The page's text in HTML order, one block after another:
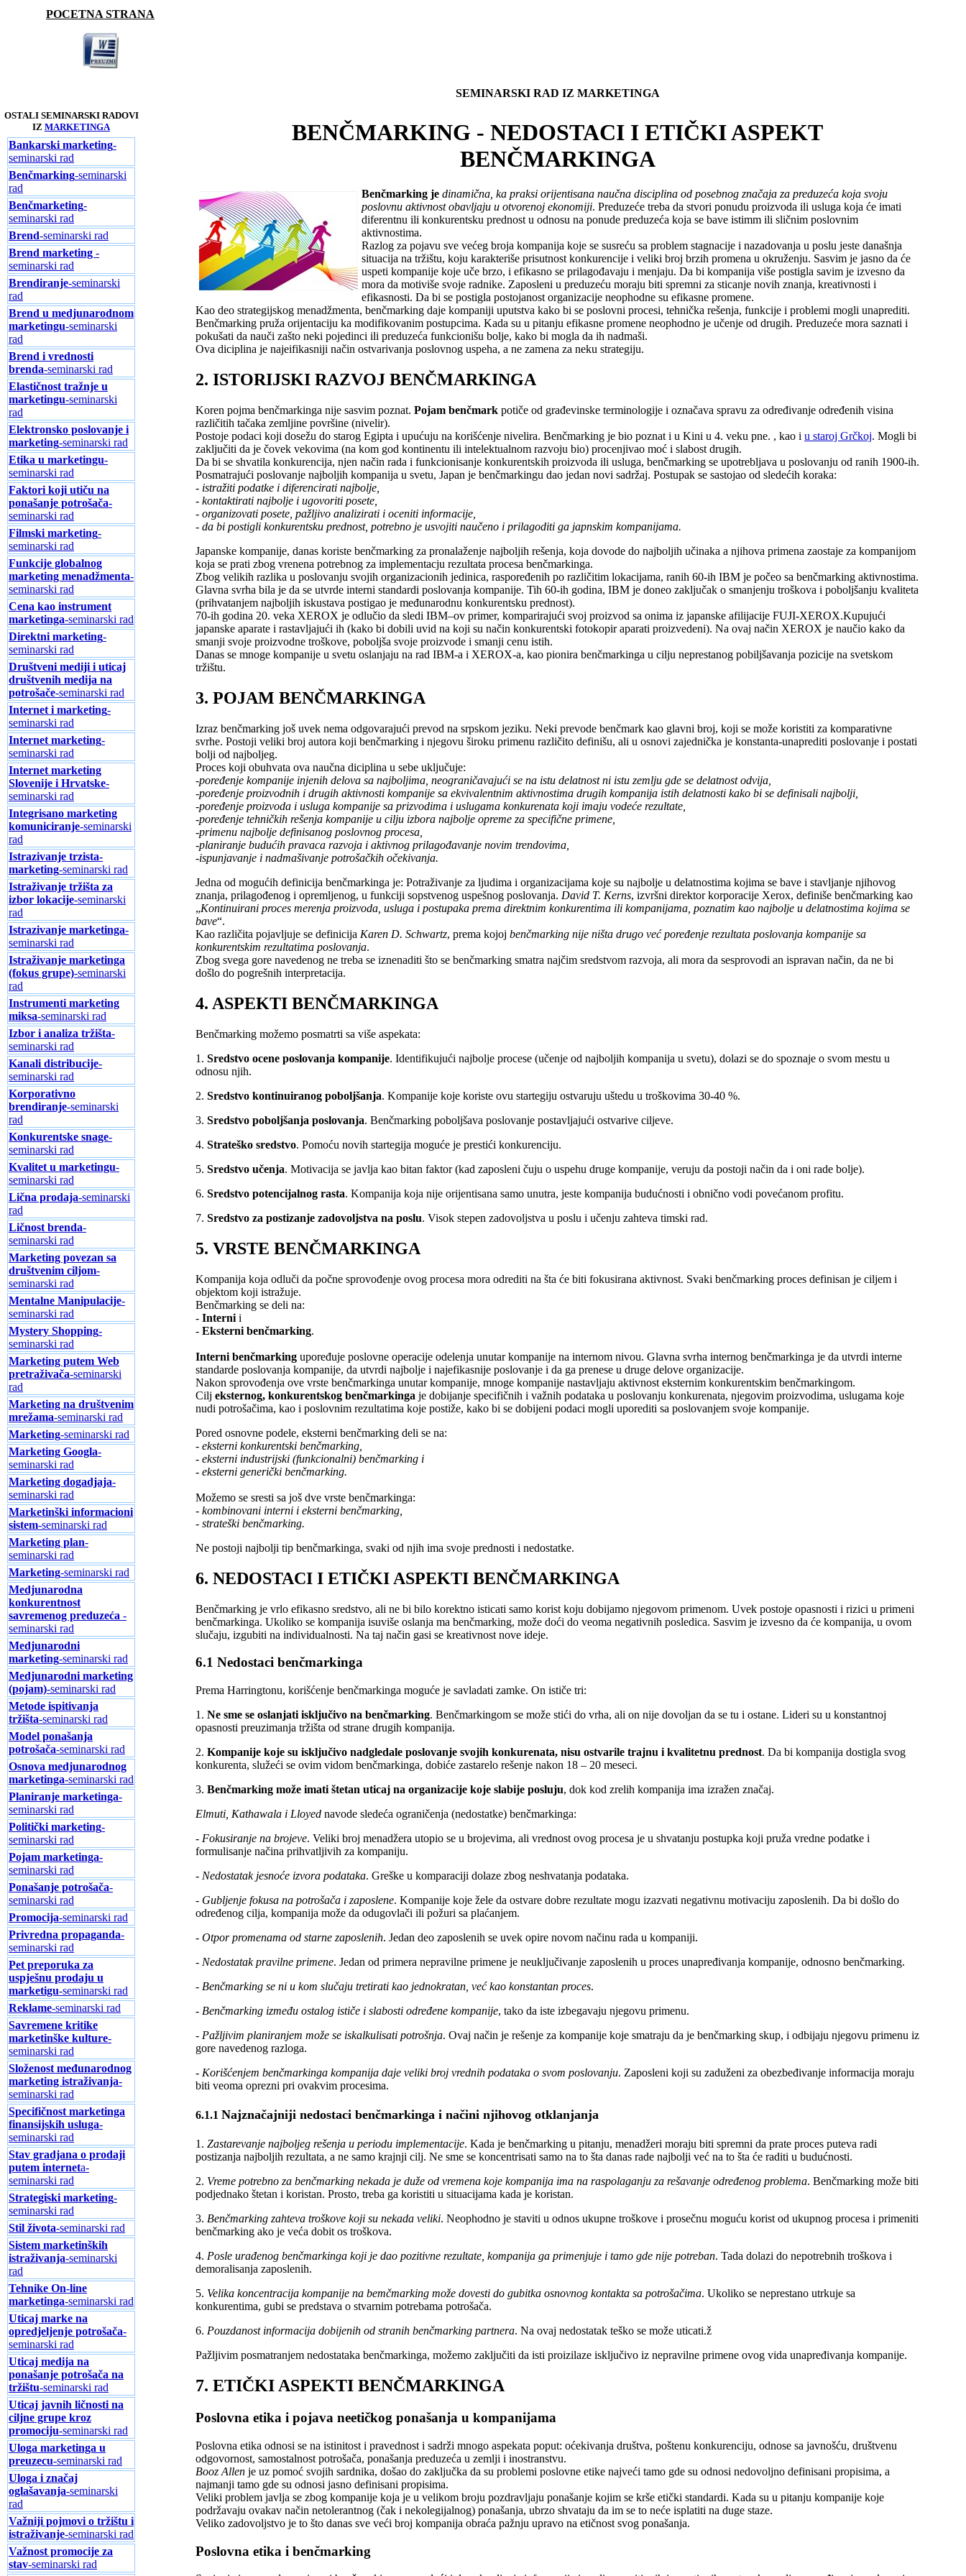
POCETNA STRANA
SEMINARSKI RAD IZ MARKETINGA
OSTALI SEMINARSKI RADOVI
IZ MARKETINGA
Bankarski marketing-
seminarski rad
Benčmarking-seminarski
rad
Benčmarketing-
seminarski rad
Brend-seminarski rad
Brend marketing -
seminarski rad
Brendiranje-seminarski
rad
Brend u medjunarodnom
marketingu-seminarski
rad
Brend i vrednosti
brenda-seminarski rad
Elastičnost tražnje u
marketingu-seminarski
rad
Elektronsko poslovanje i
marketing-seminarski rad
Etika u marketingu-
seminarski rad
Faktori koji utiču na
ponašanje potrošača-
seminarski rad
Filmski marketing-
seminarski rad
Funkcije globalnog
marketing menadžmenta-
seminarski rad
Cena kao instrument
marketinga-seminarski rad
Direktni marketing-
seminarski rad
Društveni mediji i uticaj
društvenih medija na
potrošače-seminarski rad
Internet i marketing-
seminarski rad
Internet marketing-
seminarski rad
Internet marketing
Slovenije i Hrvatske-
seminarski rad
Integrisano marketing
komuniciranje-seminarski
rad
Istrazivanje trzista-
marketing-seminarski rad
Istraživanje tržišta za
izbor lokacije-seminarski
rad
Istrazivanje marketinga-
seminarski rad
Istraživanje marketinga
(fokus grupe)-seminarski
rad
Instrumenti marketing
miksa-seminarski rad
Izbor i analiza tržišta-
seminarski rad
Kanali distribucije-
seminarski rad
Korporativno
brendiranje-seminarski
rad
Konkurentske snage-
seminarski rad
Kvalitet u marketingu-
seminarski rad
Lična prodaja-seminarski
rad
Ličnost brenda-
seminarski rad
Marketing povezan sa
društvenim ciljom-
seminarski rad
Mentalne Manipulacije-
seminarski rad
Mystery Shopping-
seminarski rad
Marketing putem Web
pretraživača-seminarski
rad
Marketing na društvenim
mrežama-seminarski rad
Marketing-seminarski rad
Marketing Googla-
seminarski rad
Marketing dogadjaja-
seminarski rad
Marketinški informacioni
sistem-seminarski rad
Marketing plan-
seminarski rad
Marketing-seminarski rad
Medjunarodna
konkurentnost
savremenog preduzeća -
seminarski rad
Medjunarodni
marketing-seminarski rad
Medjunarodni marketing
(pojam)-seminarski rad
Metode ispitivanja
tržišta-seminarski rad
Model ponašanja
potrošača-seminarski rad
Osnova medjunarodnog
marketinga-seminarski rad
Planiranje marketinga-
seminarski rad
Politički marketing-
seminarski rad
Pojam marketinga-
seminarski rad
Ponašanje potrošača-
seminarski rad
Promocija-seminarski rad
Privredna propaganda-
seminarski rad
Pet preporuka za
uspješnu prodaju u
marketigu-seminarski rad
Reklame-seminarski rad
Savremene kritike
marketinške kulture-
seminarski rad
Složenost međunarodnog
marketing istraživanja-
seminarski rad
Specifičnost marketinga
finansijskih usluga-
seminarski rad
Stav gradjana o prodaji
putem interneta-
seminarski rad
Strategiski marketing-
seminarski rad
Stil života-seminarski rad
Sistem marketinških
istraživanja-seminarski
rad
Tehnike On-line
marketinga-seminarski rad
Uticaj marke na
opredjeljenje potrošača-
seminarski rad
Uticaj medija na
ponašanje potrošača na
tržištu-seminarski rad
Uticaj javnih ličnosti na
ciljne grupe kroz
promociju-seminarski rad
Uloga marketinga u
preuzecu-seminarski rad
Uloga i značaj
oglašavanja-seminarski
rad
Važniji pojmovi o tržištu i
istraživanje-seminarski rad
Važnost promocije za
stav-seminarski rad
BENČMARKING - NEDOSTACI I ETIČKI ASPEKT
BENČMARKINGA
Benčmarking je dinamična, ka praksi orijentisana naučna disciplina od posebnog značaja za preduzeća koja svoju
poslovnu aktivnost obavljaju u otvorenoj ekonomiji. Preduzeće treba da stvori ponudu proizvoda ili usluga koja će imati
diferentnu ili konkurentsku prednost u odnosu na ponude preduzeća koja se bave istimm ili sličnim poslovnim
aktivnostima.
Razlog za pojavu sve većeg broja kompanija koje se susreću sa problem stagnacije i nazadovanja u poslu jeste današnja
situacija na tržištu, koju karakteriše prisutnost konkurencije i veliki broj brzih promena u okruženju. Sasvim je jasno da će
uspeti kompanije koje uče brzo, i efikasno se prilagođavaju i menjaju. Da bi kompanija više postigla savim je izvesno da
mora da motiviše svoje radnike. Zaposleni u preduzeću moraju biti spremni za sticanje novih znanja, kreativnosti i
efikasnosti. Da bi se postigla postojanost organizacije neophodne su efikasne promene.
Kao deo strategijskog menadžmenta, benčmarking daje kompaniji uputstva kako bi se poslovni procesi, tehnička rešenja, funkcije i problemi mogli unaprediti.
Benčmarking pruža orijentaciju ka modifikovanim postupcima. Kada su u pitanju efikasne promene neophodno je učenje od drugih. Preduzeće mora saznati i
pokušati da nauči zašto neki pojedinci ili preduzeća funkcionišu bolje, kako bi mogla da ih nadmaši.
Ova diciplina je najeifikasniji način ostvarivanja poslovnog uspeha, a ne zamena za neku strategiju.
2. ISTORIJSKI RAZVOJ BENČMARKINGA
Koren pojma benčmarkinga nije sasvim poznat. Pojam benčmark potiče od građevinske terminologije i označava spravu za određivanje određenih visina
različitih tačaka zemljine površine (nivelir).
Postoje podaci koji dosežu do starog Egipta i upućuju na korišćenje nivelira. Benčmarking je bio poznat i u Kini u 4. veku pne. , kao i u staroj Grčkoj. Mogli bi
zaključiti da je čovek vekovima (na kom god kontinentu ili intelektualnom razvoju bio) procenjivao moć i slabost drugih.
Da bi se shvatila konkurencija, njen način rada i funkcionisanje konkurentskih proizvoda ili usluga, benčmarking se upotrebljava u poslovanju od ranih 1900-ih.
Posmatrajući poslovanje najboljih kompanija u svetu, Japan je benčmarkingu dao jedan novi sadržaj. Postupak se sastojao od sledećih koraka:
- istražiti podatke i diferencirati najbolje,
- kontaktirati najbolje i ugovoriti posete,
- organizovati posete, pažljivo analizirati i oceniti informacije,
- da bi postigli konkurentsku prednost, potrebno je usvojiti naučeno i prilagoditi ga japnskim kompanijama.
Japanske kompanije, danas koriste benčmarking za pronalaženje najboljih rešenja, koja dovode do najboljih učinaka a njihova primena zaostaje za kompanijom
koja se prati zbog vrenena potrebnog za implementacju rezultata procesa benčmarkinga.
Zbog velikih razlika u poslovanju svojih organizacionih jedinica, raspoređenih po različitim lokacijama, ranih 60-ih IBM je počeo sa benčmarking aktivnostima.
Glavna svrha bila je da se utvrde interni standardi poslovanja kompanije. Tih 60-ih godina, IBM je doneo zaključak o smanjenju troškova i poboljšanju kvaliteta
(prihvatanjem najboljih iskustava postigao je međunarodnu konkurentsku prednost).
70-ih godina 20. veka XEROX je odlučio da sledi IBM–ov primer, komparirajući svoj proizvod sa onima iz japanske afilijacije FUJI-XEROX.Kupujući
japanske aparate i rastavljajući ih (kako bi dobili uvid na koji su način konkurentski fotokopir aparati proizvedeni). Na ovaj način XEROX je naučio kako da
smanji svoje proizvodne troškove, poboljša svoje proizvode i smanji cenu istih.
Danas se mnoge kompanije u svetu oslanjaju na rad IBM-a i XEROX-a, kao pionira benčmarkinga u cilju neprestanog pobiljšavanja pozicije na svetskom
tržištu.
3. POJAM BENČMARKINGA
Izraz benčmarking još uvek nema odgovarajući prevod na srpskom jeziku. Neki prevode benčmark kao glavni broj, koji se može koristiti za komparativne
svrhe. Postoji veliki broj autora koji benčmarking i njegovu široku primenu različito definišu, ali u osnovi zajednička je konstanta-unaprediti poslovanje i postati
bolji od najboljeg.
Proces koji obuhvata ova naučna diciplina u sebe uključuje:
-poređenje kompanije injenih delova sa najboljima, neograničavajući se na istu delatnost ni istu zemlju gde se delatnost odvija,
-poređenje proizvodnih i drugih aktivnosti kompanije sa ekvivalentnim aktivnostima drugih kompanija istih delatnosti kako bi se definisali najbolji,
-poređenje proizvoda i usluga kompanije sa prizvodima i uslugama konkurenata koji imaju vodeće rezultate,
-poređenje tehničkih rešenja kompanije u cilju izbora najbolje opreme za specifične primene,
-primenu najbolje definisanog poslovnog procesa,
-planiranje budućih pravaca razvoja i aktivnog prilagođavanje novim trendovima,
-ispunjavanje i nadmašivanje potrošačkih očekivanja.
Jedna od mogućih definicija benčmarkinga je: Potraživanje za ljudima i organizacijama koje su najbolje u delatnostima kojima se bave i stavljanje njihovog
znanja, prilagođenog i opremljenog, u funkciji sopstvenog uspešnog poslovanja. David T. Kerns, izvršni direktor korporacije Xerox, definiše benčmarking kao
„Kontinuirani proces merenja proizvoda, usluga i postupaka prema direktnim konkurentima ili kompanijama, poznatim kao najbolje u delatnostima kojima se
bave“.
Kao različita pojavljuje se definicija Karen D. Schwartz, prema kojoj benčmarking nije ništa drugo već poređenje rezultata poslovanja kompanije sa
konkurentskim rezultatima poslovanja.
Zbog svega gore navedenog ne treba se iznenaditi što se benčmarking smatra najčim sredstvom razvoja, ali mora da sesprovodi an ispravan način, da ne bi
došlo do pogrešnih interpretacija.
4. ASPEKTI BENČMARKINGA
Benčmarking možemo posmatrti sa više aspekata:
1. Sredstvo ocene poslovanja kompanije. Identifikujući najbolje procese (učenje od najboljih kompanija u svetu), dolazi se do spoznaje o svom mestu u
odnosu njih.
2. Sredstvo kontinuiranog poboljšanja. Kompanije koje koriste ovu startegiju ostvaruju uštedu u troškovima 30-40 %.
3. Sredstvo poboljšanja poslovanja. Benčmarking poboljšava poslovanje postavljajući ostvarive ciljeve.
4. Strateško sredstvo. Pomoću novih startegija moguće je prestići konkurenciju.
5. Sredstvo učenja. Motivacija se javlja kao bitan faktor (kad zaposleni čuju o uspehu druge kompanije, veruju da postoji način da i oni rade bolje).
6. Sredstvo potencijalnog rasta. Kompanija koja nije orijentisana samo unutra, jeste kompanija budućnosti i obnično vodi povećanom profitu.
7. Sredstvo za postizanje zadovoljstva na poslu. Visok stepen zadovoljstva u poslu i učenju zahteva timski rad.
5. VRSTE BENČMARKINGA
Kompanija koja odluči da počne sprovođenje ovog procesa mora odrediti na šta će biti fokusirana aktivnost. Svaki benčmarking proces definisan je ciljem i
objektom koji istražuje.
Benčmarking se deli na:
- Interni i
- Eksterni benčmarking.
Interni benčmarking upoređuje poslovne operacije odelenja unutar kompanije na internom nivou. Glavna svrha internog benčmarkinga je da utvrdi interne
standarde poslovanja kompanije, da utvrdi najbolje i najefikasnije poslovanje i da ga prenese u druge delove organizacije.
Nakon sprovođenja ove vrste benčmarkinga unutar kompanije, mnoge kompanije nastavljaju aktivnost eksternim konkurentskim benčmarkingom.
Cilj eksternog, konkurentskog benčmarkinga je dobijanje specifičnih i važnih podataka u poslovanju konkurenata, njegovim proizvodima, uslugama koje
nudi potrošačima, kao i poslovnim rezultatima koje postiže, kako bi se dobijeni podaci mogli uporediti sa poslovanjem svoje kompanije.
Pored osnovne podele, eksterni benčmarking deli se na:
- eksterni konkurentski benčmarking,
- eksterni industrijski (funkcionalni) benčmarking i
- eksterni generički benčmarking.
Možemo se sresti sa još dve vrste benčmarkinga:
- kombinovani interni i eksterni benčmarking,
- strateški benčmarking.
Ne postoji najbolji tip benčmarkinga, svaki od njih ima svoje prednosti i nedostatke.
6. NEDOSTACI I ETIČKI ASPEKTI BENČMARKINGA
Benčmarking je vrlo efikasno sredstvo, ali ne bi bilo korektno isticati samo korist koju dobijamo njegovom primenom. Uvek postoje opasnosti i rizici u primeni
benčmarkinga. Ukoliko se kompanija isuviše oslanja ma benčmarking, može doći do veoma negativnih posledica. Sasvim je izvesno da će kompanija, u ovom
slučaju, izgubiti na individualnosti. Na taj način gasi se kreativnost nove ideje.
6.1 Nedostaci benčmarkinga
Prema Harringtonu, korišćenje benčmarkinga moguće je savladati zamke. On ističe tri:
1. Ne sme se oslanjati isključivo na benčmarking. Benčmarkingom se može stići do vrha, ali on nije dovoljan da se tu i ostane. Lideri su u konstantnoj
opasnosti preuzimanja tržišta od strane drugih kompanija.
2. Kompanije koje su isključivo nadgledale poslovanje svojih konkurenata, nisu ostvarile trajnu i kvalitetnu prednost. Da bi kompanija dostigla svog
konkurenta, služeći se ovim vidom benčmarkinga, dobiće zastarelo rešenje nakon 18 – 20 meseci.
3. Benčmarking može imati štetan uticaj na organizacije koje slabije posluju, dok kod zrelih kompanija ima izražen značaj.
Elmuti, Kathawala i Lloyed navode sledeća ograničenja (nedostatke) benčmarkinga:
- Fokusiranje na brojeve. Veliki broj menadžera utopio se u brojevima, ali vrednost ovog procesa je u shvatanju postupka koji pruža vredne podatke i
formulisanje načina prihvatljivih za kompaniju.
- Nedostatak jesnoće izvora podataka. Greške u komparaciji dolaze zbog neshvatanja podataka.
- Gubljenje fokusa na potrošača i zaposlene. Kompanije koje žele da ostvare dobre rezultate mogu izazvati negativnu motivaciju zaposlenih. Da bi došlo do
određenog cilja, kompanija može da odugovlači ili požuri sa plaćanjem.
- Otpor promenama od starne zaposlenih. Jedan deo zaposlenih se uvek opire novom načinu rada u kompaniji.
- Nedostatak pravilne primene. Jedan od primera nepravilne primene je neuključivanje zaposlenih u proces unapređivanja kompanije, odnosno benčmarking.
- Benčmarking se ni u kom slučaju tretirati kao jednokratan, već kao konstantan proces.
- Benčmarking između ostalog ističe i slabosti određene kompanije, tako da iste izbegavaju njegovu primenu.
- Pažljivim planiranjem može se iskalkulisati potrošnja. Ovaj način je rešenje za kompanije koje smatraju da je benčmarking skup, i odbijaju njegovu primenu iz
gore navedenog razloga.
- Korišćenjem benčmarkinga kompanija daje veliki broj vrednih podataka o svom poslovanju. Zaposleni koji su zaduženi za obezbeđivanje informacija moraju
biti veoma oprezni pri ovakvim procesima.
6.1.1 Najznačajniji nedostaci benčmarkinga i načini njihovog otklanjanja
1. Zastarevanje najboljeg rešenja u periodu implementacije. Kada je benčmarking u pitanju, menadžeri moraju biti spremni da prate proces puteva radi
postizanja najboljih rezultata, a ne samo krajnji cilj. Ne sme se koncentrisati samo na to šta danas rade najbolji već na to šta će raditi u budućnosti.
2. Vreme potrebno za benčmarking nekada je duže od vremena koje kompanija ima na raspolaganju za rešavanje određenog problema. Benčmarking može biti
podjednako štetan i koristan. Prosto, treba ga koristiti u situacijama kada je koristan.
3. Benčmarking zahteva troškove koji su nekada veliki. Neophodno je staviti u odnos ukupne troškove i prosečnu moguću korist od ukupnog procesa i primeniti
benčmarking ako je veća dobit os troškova.
4. Posle urađenog benčmarkinga koji je dao pozitivne rezultate, kompanija ga primenjuje i tamo gde nije potreban. Tada dolazi do nepotrebnih troškova i
demoralisanja zaposlenih.
5. Velika koncentracija kompanije na bemčmarking može dovesti do gubitka osnovnog kontakta sa potrošačima. Ukoliko se neprestano utrkuje sa
konkurentima, gubi se predstava o stvarnim potrebama potrošača.
6. Pouzdanost informacija dobijenih od stranih benčmarking partnera. Na ovaj nedostatak teško se može uticati.ž
Pažljivim posmatranjem nedostataka benčmarkinga, možemo zaključiti da isti proizilaze isključivo iz nepravilne primene ovog vida unapređivanja kompanije.
7. ETIČKI ASPEKTI BENČMARKINGA
Poslovna etika i pojava neetičkog ponašanja u kompanijama
Poslovna etika odnosi se na istinitost i pravednost i sadrži mnogo aspekata poput: oćekivanja društva, poštenu konkurenciju, odnose sa javnošću, društvenu
odgovornost, samostalnost potrošača, ponašanja preduzeća u zemlji i inostranstvu.
Booz Allen je uz pomoć svojih sardnika, došao do zaključka da su problemi poslovne etike najveći tamo gde su odnosi nedovoljno definisani propisima, a
najmanji tamo gde su odnosi jasno definisani propisima.
Veliki problem javlja se zbog kompanije koja je u velikom broju pozdravljaju ponašanje kojim se krše etički standardi. Kada su u pitanju kompanije koje
podržavaju ovakav način netolerantnog (čak i nekolegijalnog) ponašanja, ubrzo shvataju da im se to neće isplatiti na duge staze.
Veliko zadovoljstvo je to što danas sve veći broj kompanija obraća pažnju upravo na etičnost svog ponašanja.
Poslovna etika i benčmarking